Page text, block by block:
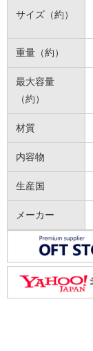
サイズ（約）
重量（約）
最大容量
（約）
材質
内容物
生産国
メーカー